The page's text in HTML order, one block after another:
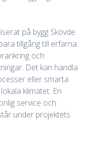
på bygg Skövde
tillgång till erfarna
och
Det kan handla
eller smarta
klimatet. En
service och
under projektets